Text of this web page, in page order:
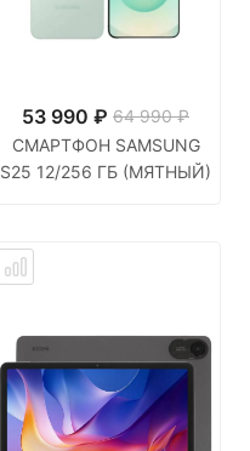
53 990 ₽ 64 990 ₽
СМАРТФОН SAMSUNG
S25 12/256 ГБ (МЯТНЫЙ)